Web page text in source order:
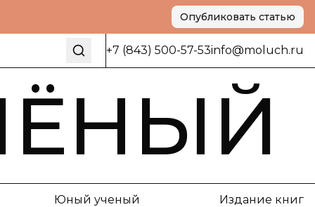
Опубликовать статью
+7 (843) 500-57-53info@moluch.ru
Юный ученый Издание книг